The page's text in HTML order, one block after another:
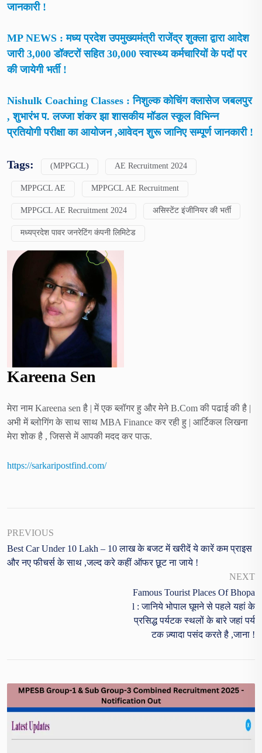
जानकारी !
MP NEWS : मध्य प्रदेश उपमुख्यमंत्री राजेंद्र शुक्ला द्वारा आदेश
जारी 3,000 डॉक्टरों सहित 30,000 स्वास्थ्य कर्मचारियों के पदों पर
की जायेगी भर्ती !
Nishulk Coaching Classes : निशुल्क कोचिंग क्लासेज जबलपुर
, शुभारंभ प. लज्जा शंकर झा शासकीय मॉडल स्कूल विभिन्न
प्रतियोगी परीक्षा का आयोजन ,आवेदन शुरू जानिए सम्पूर्ण जानकारी !
Tags: (MPPGCL) AE Recruitment 2024
MPPGCL AE MPPGCL AE Recruitment
MPPGCL AE Recruitment 2024 असिस्टेंट इंजीनियर की भर्ती
मध्यप्रदेश पावर जनरेटिंग कंपनी लिमिटेड
Kareena Sen
मेरा नाम Kareena sen है | में एक ब्लॉगर हु और मेने B.Com की पढाई की है |
अभी में ब्लोगिंग के साथ साथ MBA Finance कर रही हु | आर्टिकल लिखना
मेरा शोक है , जिससे में आपकी मदद कर पाऊ.
https://sarkaripostfind.com/
PREVIOUS
Best Car Under 10 Lakh – 10 लाख के बजट में खरीदें ये कारें कम प्राइस
और नए फीचर्स के साथ ,जल्द करे कहीं ऑफर छूट ना जाये !
NEXT
Famous Tourist Places Of Bhopa
L : जानिये भोपाल घूमने से पहले यहां के
प्रसिद्ध पर्यटक स्थलों के बारे जहां पर्य
टक ज़्यादा पसंद करते है ,जाना !